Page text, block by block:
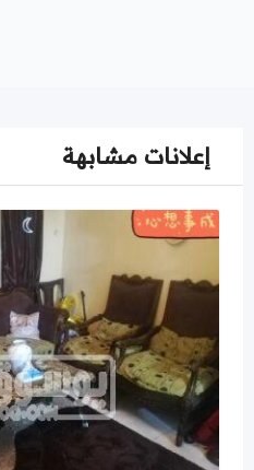
إعلانات مشابهة